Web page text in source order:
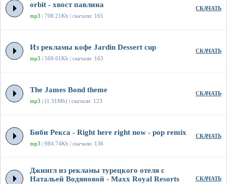
orbit - хвост павлина
mp3 | 708.21Kb | скачали: 165
СКАЧАТЬ
Из рекламы кофе Jardin Dessert cup
mp3 | 568.61Kb | скачали: 163
СКАЧАТЬ
The James Bond theme
mp3 | (1.31Mb) | скачали: 123
СКАЧАТЬ
Биби Рекса - Right here right now - pop remix
mp3 | 984.74Kb | скачали: 136
СКАЧАТЬ
Джингл из рекламы турецкого отеля с
Натальей Водяновой - Maxx Royal Resorts
СКАЧАТЬ